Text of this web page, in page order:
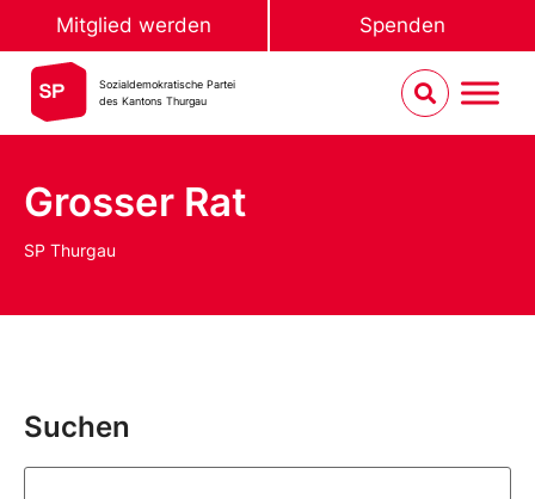
Mitglied werden Spenden
Sozialdemokratische Partei
des Kantons Thurgau
Grosser Rat
SP Thurgau
Suchen